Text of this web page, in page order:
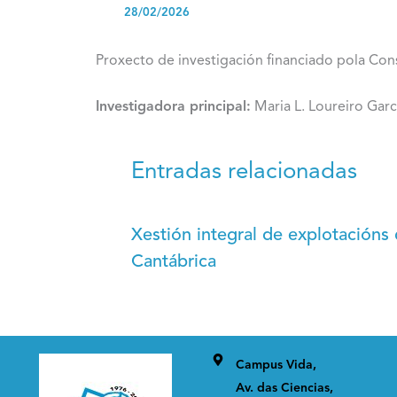
28/02/2026
Proxecto de investigación financiado pola
Investigadora principal: Maria L. Loureiro
Entradas relacionadas
Xestión integral de explotacións
Cantábrica
Campus Vida,
Av. das Ciencias,